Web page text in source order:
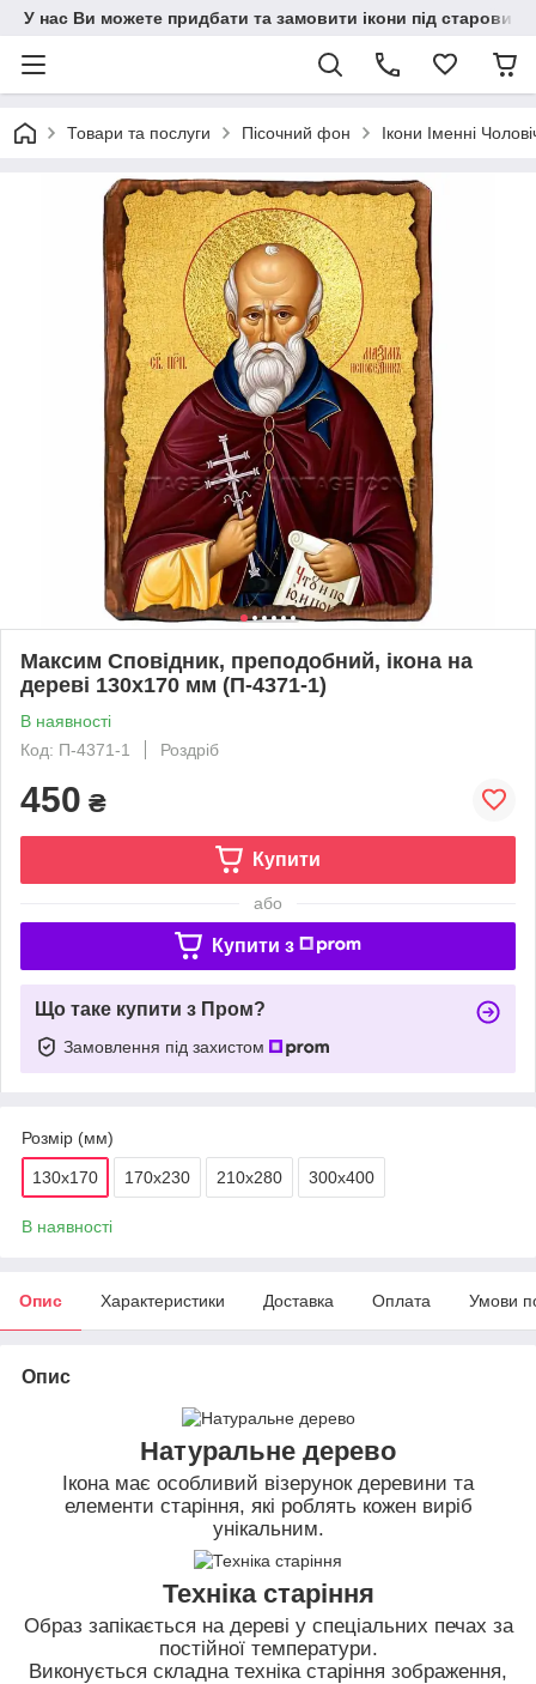
У нас Ви можете придбати та замовити ікони під
Товари та послуги Пісочний фон Ікони Іменні
Максим Сповідник, преподобний, ікона на
дереві 130х170 мм (П-4371-1)
В наявності
Код: П-4371-1
Роздріб
450 ₴
Купити
або
Купити з
Що таке купити з Пром?
Замовлення під захистом
Розмір (мм)
130х170 170х230 210х280 300х400
В наявності
Опис Характеристики Доставка Оплата Умови
Опис
Натуральне дерево
Ікона має особливий візерунок деревини та
елементи старіння, які роблять кожен виріб
унікальним.
Техніка старіння
Образ запікається на дереві у спеціальних печах за
постійної температури.
Виконується складна техніка старіння зображення,